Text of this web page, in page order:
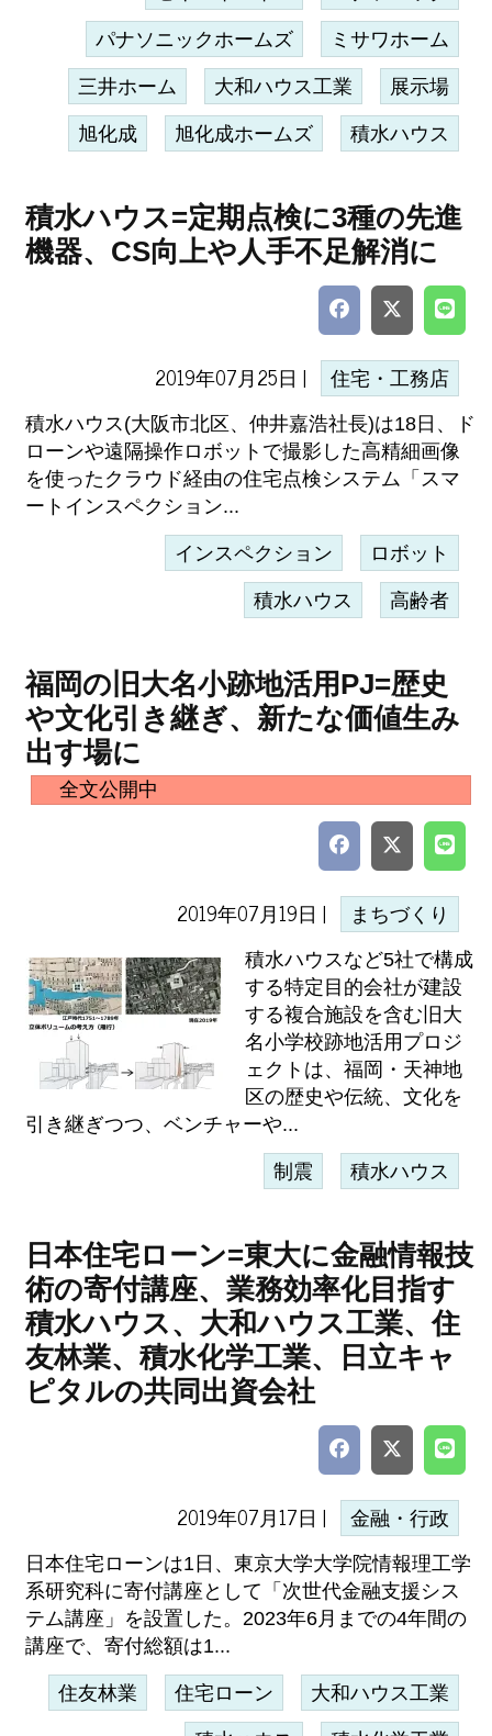
パナソニックホームズ ミサワホーム
三井ホーム 大和ハウス工業 展示場
旭化成 旭化成ホームズ 積水ハウス
積水ハウス=定期点検に3種の先進
機器、CS向上や人手不足解消に
2019年07月25日 | 住宅・工務店
積水ハウス(大阪市北区、仲井嘉浩社長)は18日、ド
ローンや遠隔操作ロボットで撮影した高精細画像
を使ったクラウド経由の住宅点検システム「スマ
ートインスペクション...
インスペクション ロボット
積水ハウス 高齢者
福岡の旧大名小跡地活用PJ=歴史
や文化引き継ぎ、新たな価値生み
出す場に
全文公開中
2019年07月19日 | まちづくり
積水ハウスなど5社で構成
する特定目的会社が建設
する複合施設を含む旧大
名小学校跡地活用プロジ
ェクトは、福岡・天神地
区の歴史や伝統、文化を
引き継ぎつつ、ベンチャーや...
制震 積水ハウス
日本住宅ローン=東大に金融情報技
術の寄付講座、業務効率化目指す
積水ハウス、大和ハウス工業、住
友林業、積水化学工業、日立キャ
ピタルの共同出資会社
2019年07月17日 | 金融・行政
日本住宅ローンは1日、東京大学大学院情報理工学
系研究科に寄付講座として「次世代金融支援シス
テム講座」を設置した。2023年6月までの4年間の
講座で、寄付総額は1...
住友林業 住宅ローン 大和ハウス工業